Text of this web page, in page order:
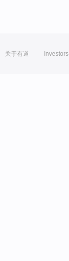
关于有道 Investors